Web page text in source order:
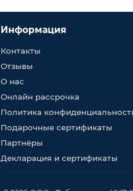
Информация
Контакты
Отзывы
О нас
Онлайн рассрочка
Политика
Подарочные сертификаты
Партнёры
Декларация и сертификаты